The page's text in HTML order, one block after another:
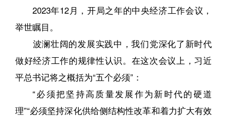
2023年12月，开局之年的中央经济工作会议，
举世瞩目。
波澜壮阔的发展实践中，我们党深化了新时代
做好经济工作的规律性认识。在这次会议上，习近
平总书记将之概括为“五个必须”：
“必须把坚持高质量发展作为新时代的硬道
理”“必须坚持深化供给侧结构性改革和着力扩大有效